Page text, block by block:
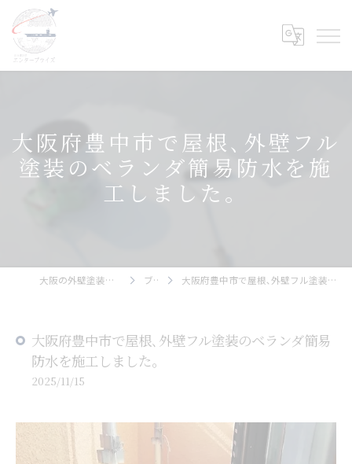
大阪府豊中市で屋根､外壁フル
塗装のベランダ簡易防水を施
工しました。
大阪の外壁塗装ならエンタープライズ ブログ 大阪府豊中市で屋根､外壁フル塗装のベランダ簡易防水を施工しました。
大阪府豊中市で屋根､外壁フル塗装のベランダ簡易
防水を施工しました。
2025/11/15